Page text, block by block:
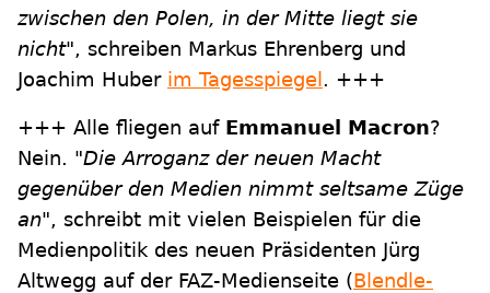
zwischen den Polen, in der Mitte liegt sie
nicht", schreiben Markus Ehrenberg und
Joachim Huber im Tagesspiegel . +++
+++ Alle fliegen aufEmmanuel Macron?
Nein. "Die Arroganz der neuen Macht
gegenüber den Medien nimmt seltsame Züge
an", schreibt mit vielen Beispielen für die
Medienpolitik des neuen Präsidenten Jürg
Altwegg auf der FAZ-Medienseite (Blendle-